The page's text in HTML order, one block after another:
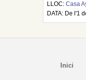
LLOC:Casa
DATA: De l'1
Inici